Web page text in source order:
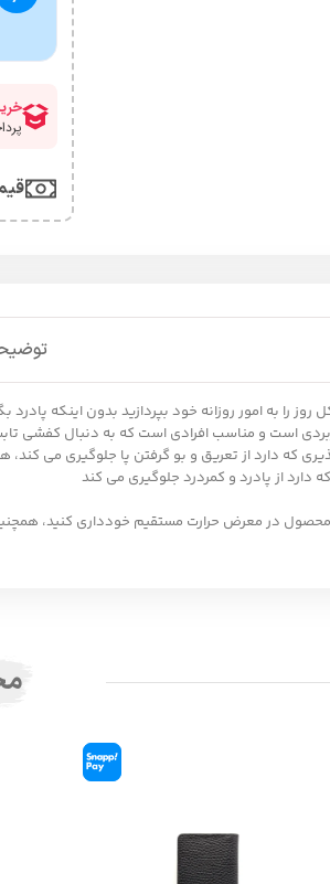
روز را به امور روزانه خود بپردازید بدون اینکه
که دارد از تعریق و بو گرفتن پا جلوگیری می
از پادرد و کمردرد جلوگیری می کند
محصول در معرض حرارت مستقیم خودداری کنید،